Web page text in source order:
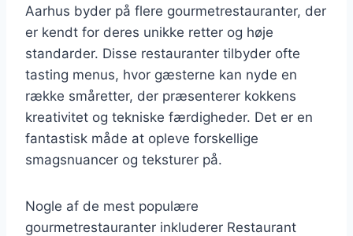
Aarhus byder på flere gourmetrestauranter, der
er kendt for deres unikke retter og høje
standarder. Disse restauranter tilbyder ofte
tasting menus, hvor gæsterne kan nyde en
række småretter, der præsenterer kokkens
kreativitet og tekniske færdigheder. Det er en
fantastisk måde at opleve forskellige
smagsnuancer og teksturer på.
Nogle af de mest populære
gourmetrestauranter inkluderer Restaurant